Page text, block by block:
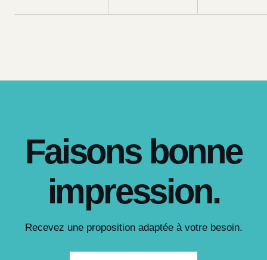
Faisons bonne
impression.
Recevez une proposition adaptée à votre besoin.